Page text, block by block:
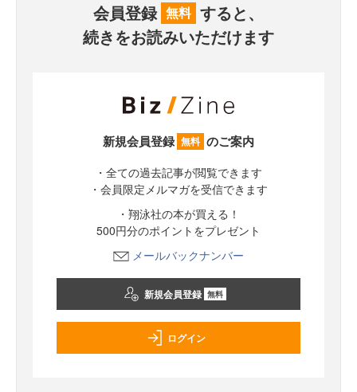
会員登録 無料 すると、
続きをお読みいただけます
新規会員登録 無料 のご案内
・全ての過去記事が閲覧できます
・会員限定メルマガを受信できます
・翔泳社の本が買える！
500円分のポイントをプレゼント
メールバックナンバー
新規会員登録 無料
ログイン